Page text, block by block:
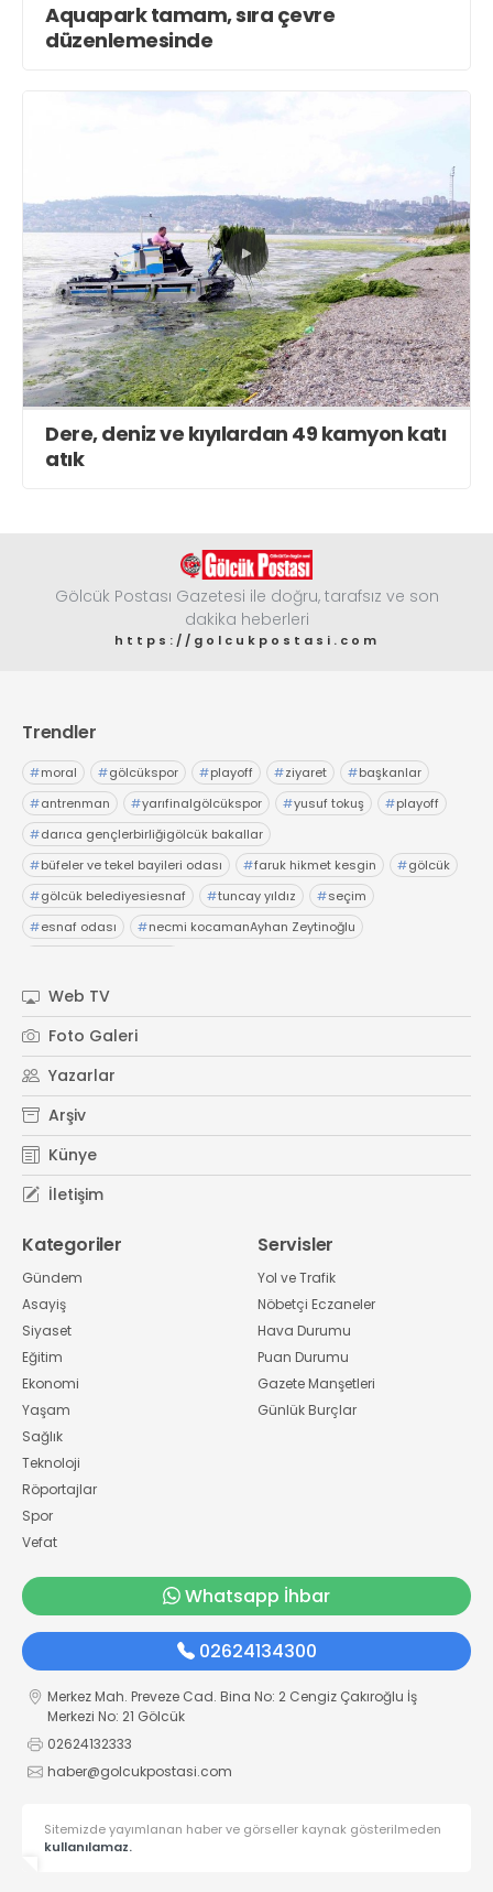
Aquapark tamam, sıra çevre
düzenlemesinde
Dere, deniz ve kıyılardan 49 kamyon katı
atık
Gölcük Postası Gazetesi ile doğru, tarafsız ve son
dakika heberleri
https://golcukpostasi.com
Trendler
#moral #gölcükspor #playoff #ziyaret #başkanlar
#antrenman #yarıfinalgölcükspor #yusuf tokuş #playoff
#darıca gençlerbirliğigölcük bakallar
#büfeler ve tekel bayileri odası #faruk hikmet kesgin #gölcük
#gölcük belediyesiesnaf #tuncay yıldız #seçim
#esnaf odası #necmi kocamanAyhan Zeytinoğlu
Web TV
Foto Galeri
Yazarlar
Arşiv
Künye
İletişim
Kategoriler
Gündem
Asayiş
Siyaset
Eğitim
Ekonomi
Yaşam
Sağlık
Teknoloji
Röportajlar
Spor
Vefat
Servisler
Yol ve Trafik
Nöbetçi Eczaneler
Hava Durumu
Puan Durumu
Gazete Manşetleri
Günlük Burçlar
Whatsapp İhbar
02624134300
Merkez Mah. Preveze Cad. Bina No: 2 Cengiz Çakıroğlu İş
Merkezi No: 21 Gölcük
02624132333
haber@golcukpostasi.com
Sitemizde yayımlanan haber ve görseller kaynak gösterilmeden
kullanılamaz.